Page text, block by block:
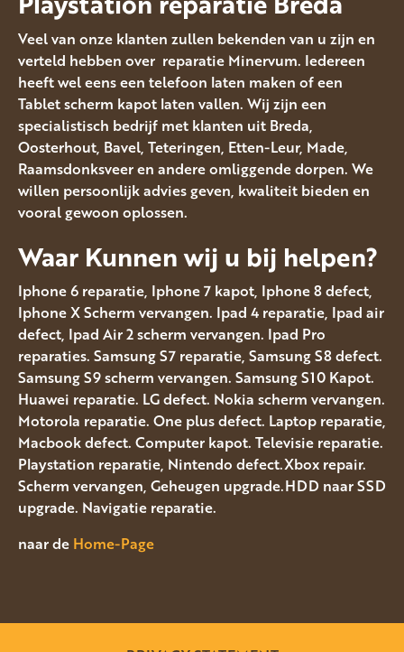
Veel van onze klanten zullen bekenden van u zijn en
verteld hebben over reparatie Minervum. Iedereen
heeft wel eens een telefoon laten maken of een
Tablet scherm kapot laten vallen. Wij zijn een
specialistisch bedrijf met klanten uit Breda,
Oosterhout, Bavel, Teteringen, Etten-Leur, Made,
Raamsdonksveer en andere omliggende dorpen. We
willen persoonlijk advies geven, kwaliteit bieden en
vooral gewoon oplossen.
Waar Kunnen wij u bij helpen?
Iphone 6 reparatie, Iphone 7 kapot, Iphone 8 defect,
Iphone X Scherm vervangen. Ipad 4 reparatie, Ipad air
defect, Ipad Air 2 scherm vervangen. Ipad Pro
reparaties. Samsung S7 reparatie, Samsung S8 defect.
Samsung S9 scherm vervangen. Samsung S10 Kapot.
Huawei reparatie. LG defect. Nokia scherm vervangen.
Motorola reparatie. One plus defect. Laptop reparatie,
Macbook defect. Computer kapot. Televisie reparatie.
Playstation reparatie, Nintendo defect.Xbox repair.
Scherm vervangen, Geheugen upgrade.HDD naar SSD
upgrade. Navigatie reparatie.
naar de Home-Page